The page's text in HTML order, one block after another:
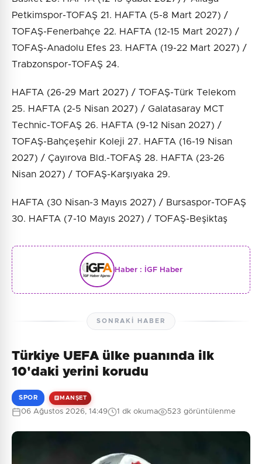
Petkimspor-TOFAŞ 21. HAFTA (5-8 Mart 2027) /
TOFAŞ-Fenerbahçe 22. HAFTA (12-15 Mart 2027) /
TOFAŞ-Anadolu Efes 23. HAFTA (19-22 Mart 2027) /
Trabzonspor-TOFAŞ 24.
HAFTA (26-29 Mart 2027) / TOFAŞ-Türk Telekom
25. HAFTA (2-5 Nisan 2027) / Galatasaray MCT
Technic-TOFAŞ 26. HAFTA (9-12 Nisan 2027) /
TOFAŞ-Bahçeşehir Koleji 27. HAFTA (16-19 Nisan
2027) / Çayırova Bld.-TOFAŞ 28. HAFTA (23-26
Nisan 2027) / TOFAŞ-Karşıyaka 29.
HAFTA (30 Nisan-3 Mayıs 2027) / Bursaspor-TOFAŞ
30. HAFTA (7-10 Mayıs 2027) / TOFAŞ-Beşiktaş
Haber : İGF Haber
SONRAKI HABER
Türkiye UEFA ülke puanında ilk
10'daki yerini korudu
SPOR MANŞET
06 Ağustos 2026, 14:49 1 dk okuma 523 görüntülenme